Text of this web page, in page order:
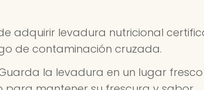
adquirir levadura nutricional
de contaminación cruzada.
la levadura en un lugar